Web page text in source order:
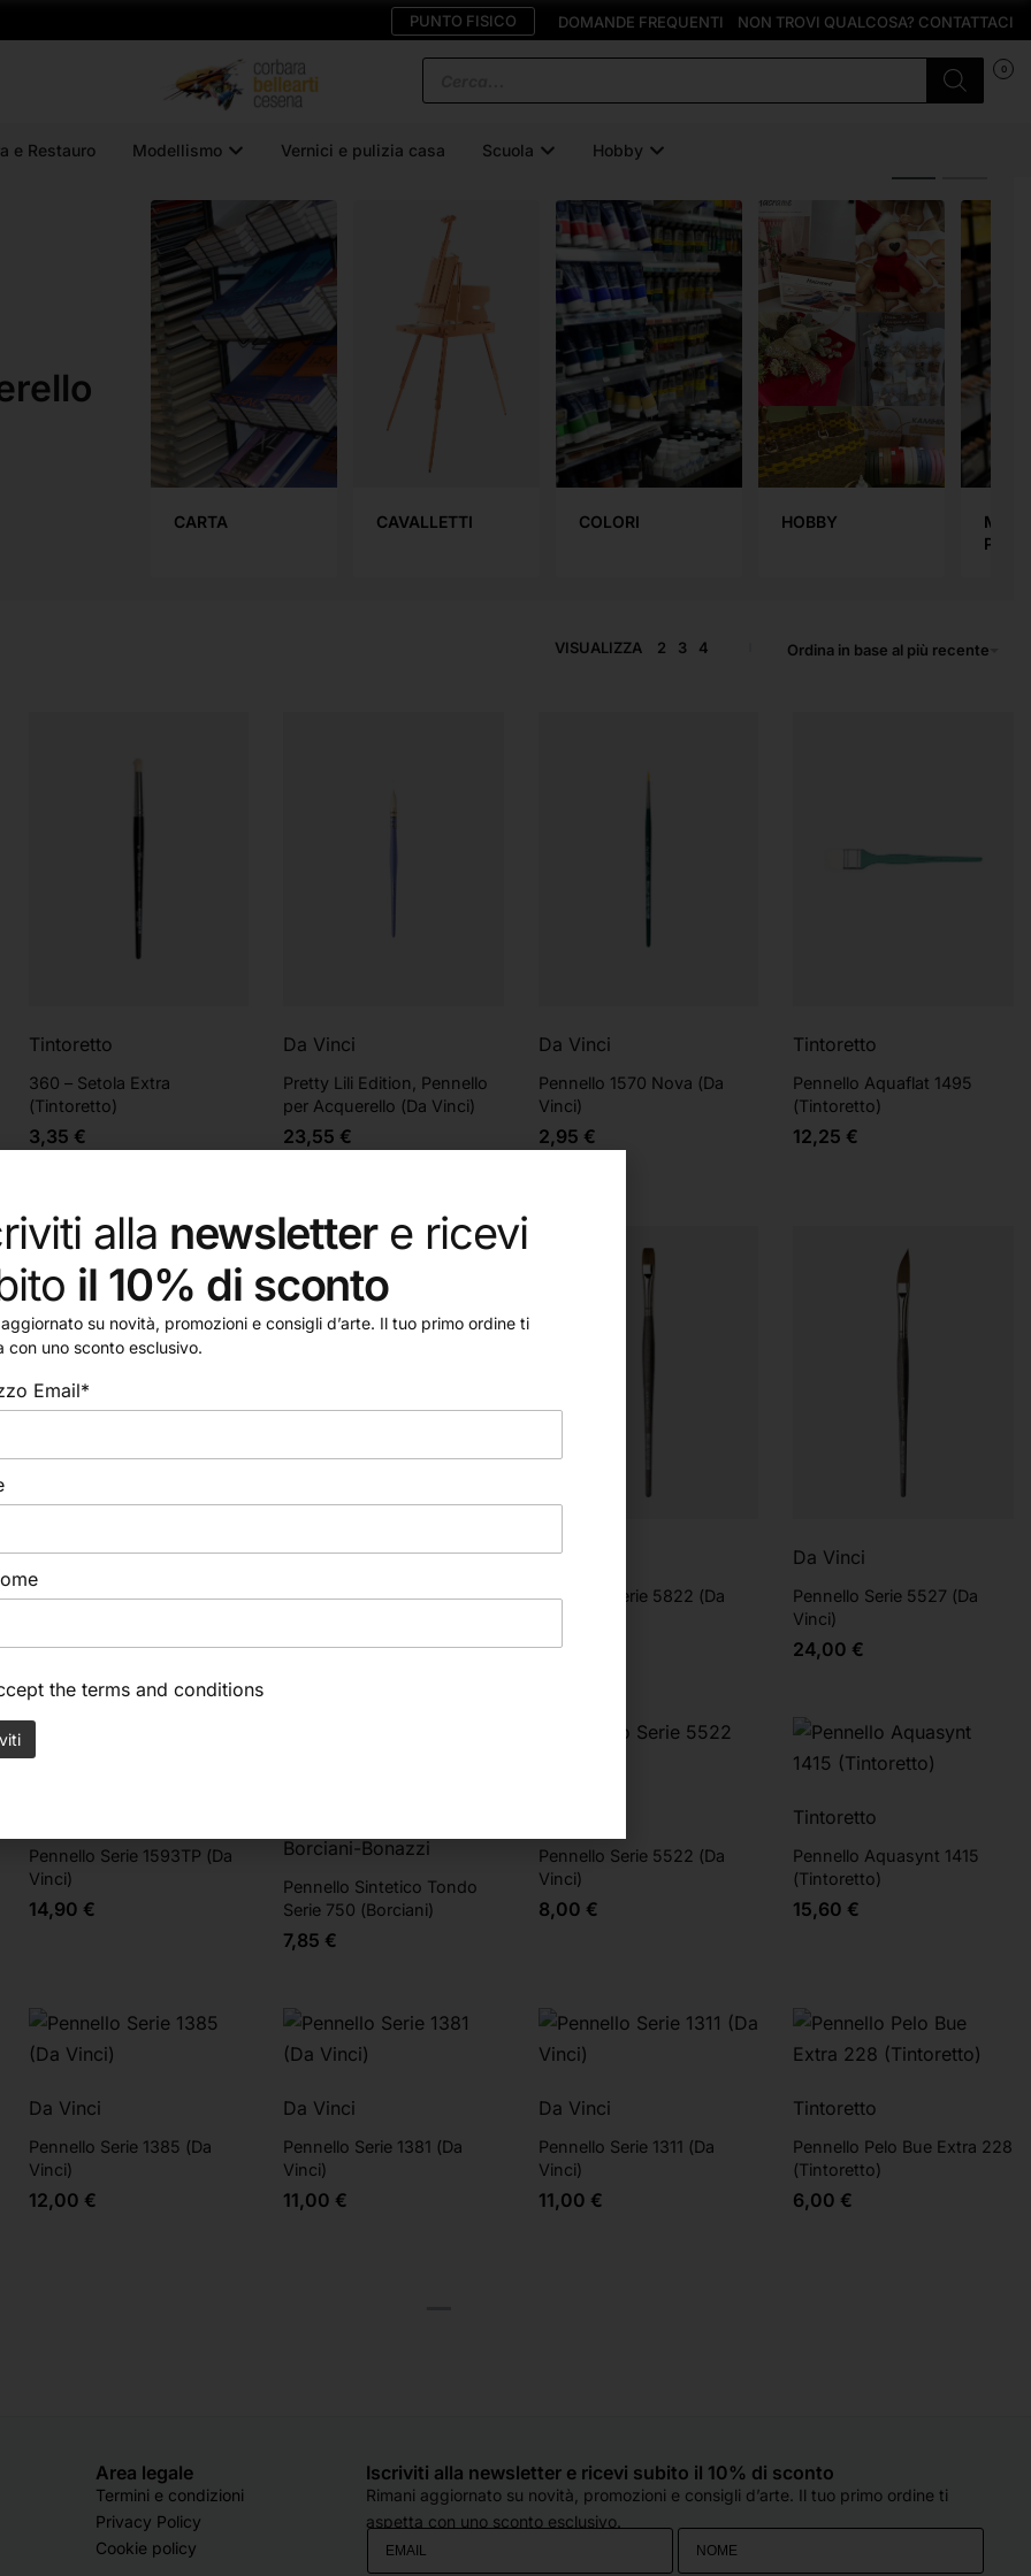
PUNTO FISICO DOMANDE FREQUENTI NON TROVI QUALCOSA? CONTATTACI
0
e Restauro Modellismo Vernici e pulizia casa Scuola Hobby
CARTA CAVALLETTI COLORI HOBBY
VISUALIZZA 2 3 4 Ordina in base al più recente
Tintoretto
360 – Setola Extra
(Tintoretto)
3,35 €
Da Vinci
Pretty Lili Edition, Pennello
per Acquerello (Da Vinci)
23,55 €
Da Vinci
Pennello 1570 Nova (Da
Vinci)
2,95 €
Tintoretto
Pennello Aquaflat 1495
(Tintoretto)
12,25 €
Tintoretto
Pennello Martora Kolinsky
3,90€
Tintoretto
Pennello Magneto 1477
13,70€
Da Vinci
Pennello Serie 5822 (Da
9,00
Da Vinci
Pennello Serie 5527 (Da
Vinci)
24,00 €
Pennello Serie 1593TP (Da
Vinci)
14,90 €
Borciani-Bonazzi
Pennello Sintetico Tondo
Serie 750 (Borciani)
7,85 €
Pennello Serie 5522 (Da
Vinci)
8,00 €
Tintoretto
Pennello Aquasynt 1415
(Tintoretto)
15,60 €
Da Vinci
Pennello Serie 1385 (Da
Vinci)
12,00 €
Da Vinci
Pennello Serie 1381 (Da
Vinci)
11,00 €
Da Vinci
Pennello Serie 1311 (Da
Vinci)
11,00 €
Tintoretto
Pennello Pelo Bue Extra 228
(Tintoretto)
6,00 €
Area legale
Termini e condizioni
Privacy Policy
Cookie policy
Iscriviti alla newsletter e ricevi subito il 10% di sconto
Rimani aggiornato su novità, promozioni e consigli d’arte. Il tuo primo ordine ti
aspetta con uno sconto esclusivo.
alla newslettere ricevi
il 10% di sconto
aggiornato su novità, promozioni e consigli d’arte. Il tuo primo ordine ti
con uno sconto esclusivo.
Email*
the terms and conditions